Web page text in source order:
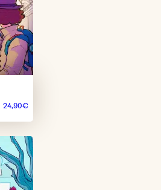
24,90€